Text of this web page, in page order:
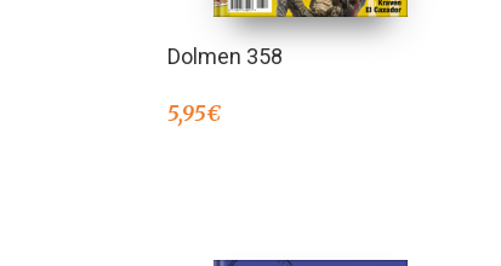
Dolmen 358
5,95€